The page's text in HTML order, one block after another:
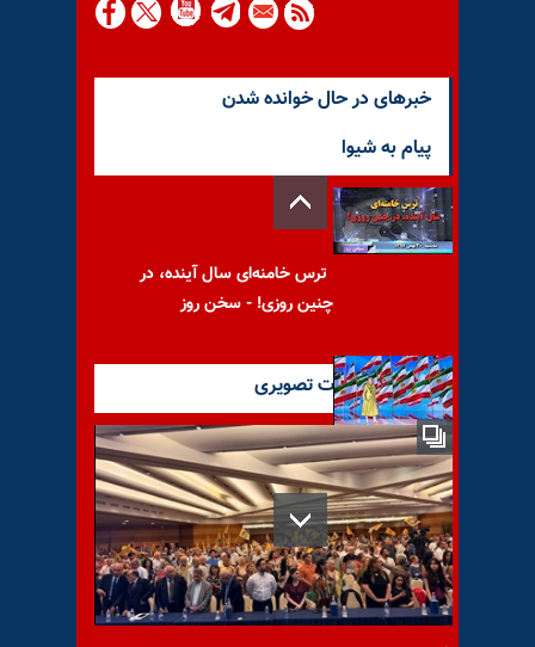
خبرهای در حال خوانده شدن
پیام به شیوا
ترس خامنه‌ای سال آینده، در
چنین روزی! - سخن روز
همه برای آزادی- برنامه‌یی
به‌مناسبت گردهمایی بزرگ
سالانه مقاومت ایران- قسمت
دوم
آخرین گزارشات تصویری